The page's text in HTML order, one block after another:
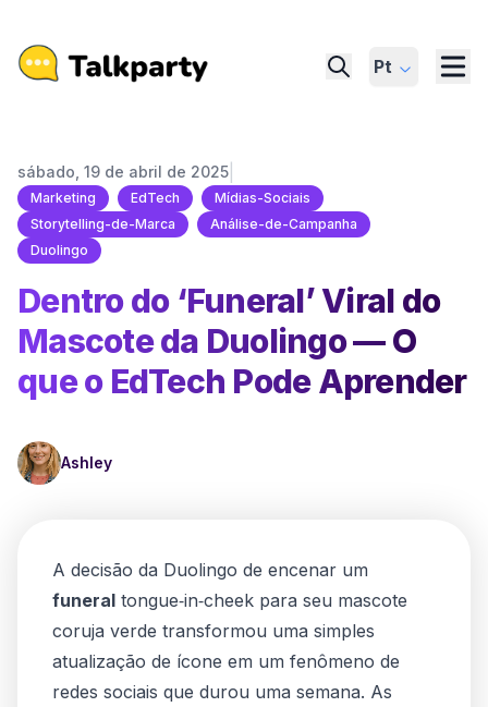
Pt
sábado, 19 de abril de 2025
Marketing EdTech
Mídias-Sociais
Storytelling-de-Marca
Análise-de-Campanha
Duolingo
Dentro do ‘Funeral’ Viral do
Mascote da Duolingo — O
que o EdTech Pode Aprender
Ashley
A decisão da Duolingo de encenar um
funeral tongue‑in‑cheek para seu mascote
coruja verde transformou uma simples
atualização de ícone em um fenômeno de
redes sociais que durou uma semana. As